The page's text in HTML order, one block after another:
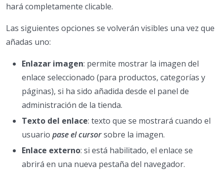
hará completamente clicable.
Las siguientes opciones se volverán visibles una vez que
añadas uno:
Enlazar imagen: permite mostrar la imagen del
enlace seleccionado (para productos, categorías y
páginas), si ha sido añadida desde el panel de
administración de la tienda.
Texto del enlace: texto que se mostrará cuando el
usuario pase el cursorsobre la imagen.
Enlace externo: si está habilitado, el enlace se
abrirá en una nueva pestaña del navegador.